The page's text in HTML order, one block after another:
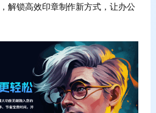
解锁高效印章制作新方式，让办公